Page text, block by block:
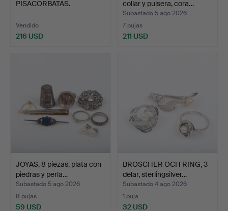
PISACORBATAS.
Vendido
216 USD
collar y pulsera, cora…
Subastado 5 ago 2026
7 pujas
211 USD
JOYAS, 8 piezas, plata con
piedras y perla…
Subastado 5 ago 2026
8 pujas
59 USD
BROSCHER OCH RING, 3
delar, sterlingsilver…
Subastado 4 ago 2026
1 puja
32 USD